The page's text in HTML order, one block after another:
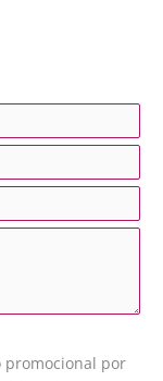
promocional por